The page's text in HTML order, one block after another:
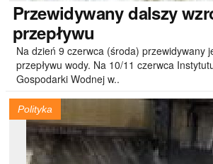
Przewidywanydalszy
przepływu
Na dzień 9 czerwca (środa) przewidywany
przepływu wody. Na 10/11 czerwca
Gospodarki Wodnej w..
Polityka